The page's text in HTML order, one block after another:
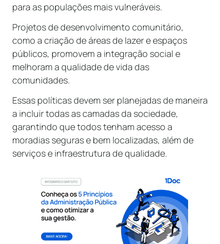
para as populações mais vulneráveis.
Projetos de desenvolvimento comunitário,
como a criação de áreas de lazer e espaços
públicos, promovem a integração social e
melhoram a qualidade de vida das
comunidades.
Essas políticas devem ser planejadas de maneira
a incluir todas as camadas da sociedade,
garantindo que todos tenham acesso a
moradias seguras e bem localizadas, além de
serviços e infraestrutura de qualidade.